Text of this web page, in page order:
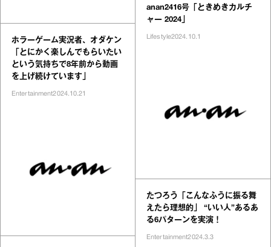
ホラーゲーム実況者、オダケン
「とにかく楽しんでもらいたい
という気持ちで8年前から動画
を上げ続けています」
Entertainment2024.10.21
anan2416号「ときめきカルチ
ャー 2024」
Lifestyle2024.10.1
たつろう「こんなふうに振る舞
えたら理想的」 “いい人”あるあ
る6パターンを実演！
Entertainment2024.3.3